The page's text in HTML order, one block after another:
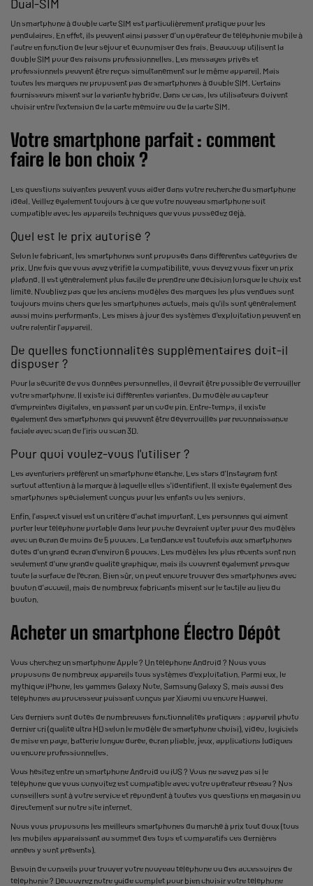
Dual-SIM
Un smartphone à double carte SIM est particulièrement pratique pour les
pendulaires. En effet, ils peuvent ainsi passer d'un opérateur de téléphonie mobile à
l'autre en fonction de leur séjour et économiser des frais. Beaucoup utilisent la
double SIM pour des raisons professionnelles. Les messages privés et
professionnels peuvent être reçus simultanément sur le même appareil. Mais
toutes les marques ne proposent pas de smartphones à double SIM. Certains
fournisseurs misent sur la variante hybride. Dans ce cas, les utilisateurs doivent
choisir entre l'extension de la carte mémoire ou de la carte SIM.
Votre smartphone parfait : comment
faire le bon choix ?
Les questions suivantes peuvent vous aider dans votre recherche du smartphone
idéal. Veillez également toujours à ce que votre nouveau smartphone soit
compatible avec les appareils techniques que vous possédez déjà.
Quel est le prix autorisé ?
Selon le fabricant, les smartphones sont proposés dans différentes catégories de
prix. Une fois que vous avez vérifié la compatibilité, vous devez vous fixer un prix
plafond. Il est généralement plus facile de prendre une décision lorsque le choix est
limité. N'oubliez pas que les anciens modèles des marques les plus vendues sont
toujours moins chers que les smartphones actuels, mais qu'ils sont généralement
aussi moins performants. Les mises à jour des systèmes d'exploitation peuvent en
outre ralentir l'appareil.
De quelles fonctionnalités supplémentaires doit-il
disposer ?
Pour la sécurité de vos données personnelles, il devrait être possible de verrouiller
votre smartphone. Il existe ici différentes variantes. Du modèle au capteur
d'empreintes digitales, en passant par un code pin. Entre-temps, il existe
également des smartphones qui peuvent être déverrouillés par reconnaissance
faciale avec scan de l'iris ou scan 3D.
Pour quoi voulez-vous l'utiliser ?
Les aventuriers préfèrent un smartphone étanche. Les stars d'Instagram font
surtout attention à la marque à laquelle elles s'identifient. Il existe également des
smartphones spécialement conçus pour les enfants ou les seniors.
Enfin, l'aspect visuel est un critère d'achat important. Les personnes qui aiment
porter leur téléphone portable dans leur poche devraient opter pour des modèles
avec un écran de moins de 5 pouces. La tendance est toutefois aux smartphones
dotés d'un grand écran d'environ 6 pouces. Les modèles les plus récents sont non
seulement d'une grande qualité graphique, mais ils couvrent également presque
toute la surface de l'écran. Bien sûr, on peut encore trouver des smartphones avec
bouton d'accueil, mais de nombreux fabricants misent sur le tactile au lieu du
bouton.
Acheter un smartphone Électro Dépôt
Vous cherchez un smartphone Apple ? Un téléphone Android ? Nous vous
proposons de nombreux appareils tous systèmes d’exploitation. Parmi eux, le
mythique iPhone, les gammes Galaxy Note, Samsung Galaxy S, mais aussi des
téléphones au processeur puissant conçus par Xiaomi ou encore Huawei.
Ces derniers sont dotés de nombreuses fonctionnalités pratiques : appareil photo
dernier cri (qualité ultra HD selon le modèle de smartphone choisi), vidéo, logiciels
de mise en page, batterie longue durée, écran pliable, jeux, applications ludiques
ou encore professionnelles.
Vous hésitez entre un smartphone Android ou iOS ? Vous ne savez pas si le
téléphone que vous convoitez est compatible avec votre opérateur réseau ? Nos
conseillers sont à votre service et répondent à toutes vos questions en magasin ou
directement sur notre site internet.
Nous vous proposons les meilleurs smartphones du marché à prix tout doux (tous
les mobiles apparaissant au sommet des tops et comparatifs ces dernières
années y sont présents).
Besoin de conseils pour trouver votre nouveau téléphone ou des accessoires de
téléphonie ? Découvrez notre guide complet pour bien choisir votre téléphone